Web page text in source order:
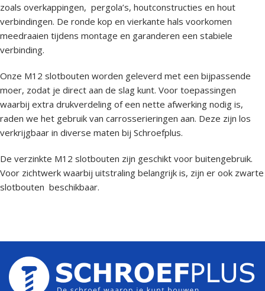
zoals overkappingen, pergola’s, houtconstructies en hout
verbindingen. De ronde kop en vierkante hals voorkomen
meedraaien tijdens montage en garanderen een stabiele
verbinding.
Onze M12 slotbouten worden geleverd met een bijpassende
moer, zodat je direct aan de slag kunt. Voor toepassingen
waarbij extra drukverdeling of een nette afwerking nodig is,
raden we het gebruik van carrosserieringen aan. Deze zijn los
verkrijgbaar in diverse maten bij Schroefplus.
De verzinkte M12 slotbouten zijn geschikt voor buitengebruik.
Voor zichtwerk waarbij uitstraling belangrijk is, zijn er ook zwarte
slotbouten beschikbaar.